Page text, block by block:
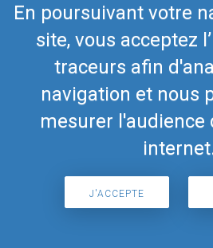
En poursuivant votre
site, vous acceptez
traceurs afin
navigation et nous
mesurer l'audience
J'ACCEPTE
Nous contacter
Téléphone Europe+352 26441835
Téléphone US/Canada418-592-
(c) Myriel Aviation SA
© 2019 Airmate -Conditions d'utilisation